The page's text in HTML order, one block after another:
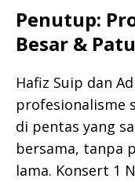
Penutup:
Besar &
Hafiz Suip dan
profesionalisme
di pentas yang
bersama, tanpa
lama. Konsert 1